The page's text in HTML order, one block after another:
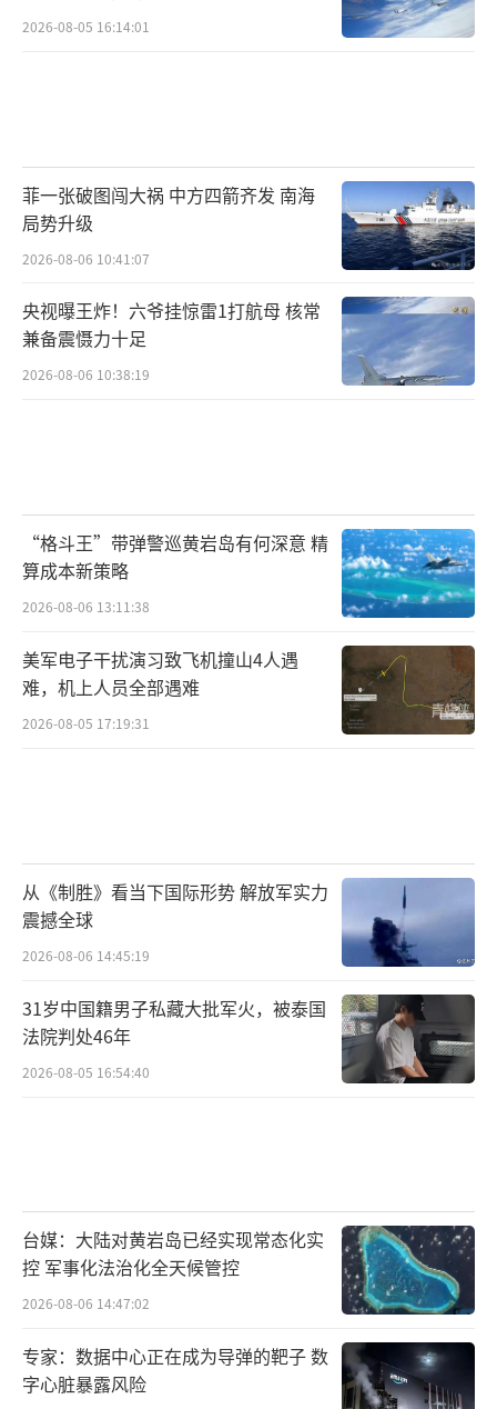
2026-08-05 16:14:01
菲一张破图闯大祸 中方四箭齐发 南海
局势升级
2026-08-06 10:41:07
央视曝王炸！六爷挂惊雷1打航母 核常
兼备震慑力十足
2026-08-06 10:38:19
“格斗王”带弹警巡黄岩岛有何深意 精
算成本新策略
2026-08-06 13:11:38
美军电子干扰演习致飞机撞山4人遇
难，机上人员全部遇难
2026-08-05 17:19:31
从《制胜》看当下国际形势 解放军实力
震撼全球
2026-08-06 14:45:19
31岁中国籍男子私藏大批军火，被泰国
法院判处46年
2026-08-05 16:54:40
台媒：大陆对黄岩岛已经实现常态化实
控 军事化法治化全天候管控
2026-08-06 14:47:02
专家：数据中心正在成为导弹的靶子 数
字心脏暴露风险